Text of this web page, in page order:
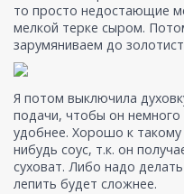
то просто недостающие
мелкой терке сыром.
зарумяниваем до
Я потом выключила
подачи, чтобы он
удобнее. Хорошо к такому
нибудь соус, т.к. он
суховат. Либо надо
лепить будет сложнее.